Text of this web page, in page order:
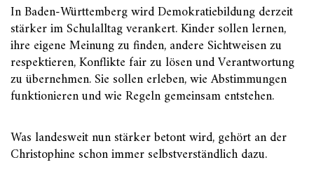
In Baden-Württemberg wird Demokratiebildung derzeit
stärker im Schulalltag verankert. Kinder sollen lernen,
ihre eigene Meinung zu finden, andere Sichtweisen zu
respektieren, Konflikte fair zu lösen und Verantwortung
zu übernehmen. Sie sollen erleben, wie Abstimmungen
funktionieren und wie Regeln gemeinsam entstehen.
Was landesweit nun stärker betont wird, gehört an der
Christophine schon immer selbstverständlich dazu.